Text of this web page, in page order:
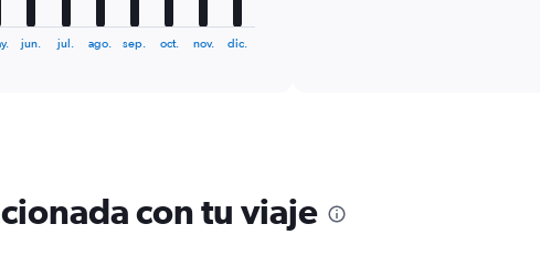
jun. jul. ago. sep. oct. nov. dic.
con tu viaje